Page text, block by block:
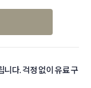
니다. 걱정 없이 유료 구